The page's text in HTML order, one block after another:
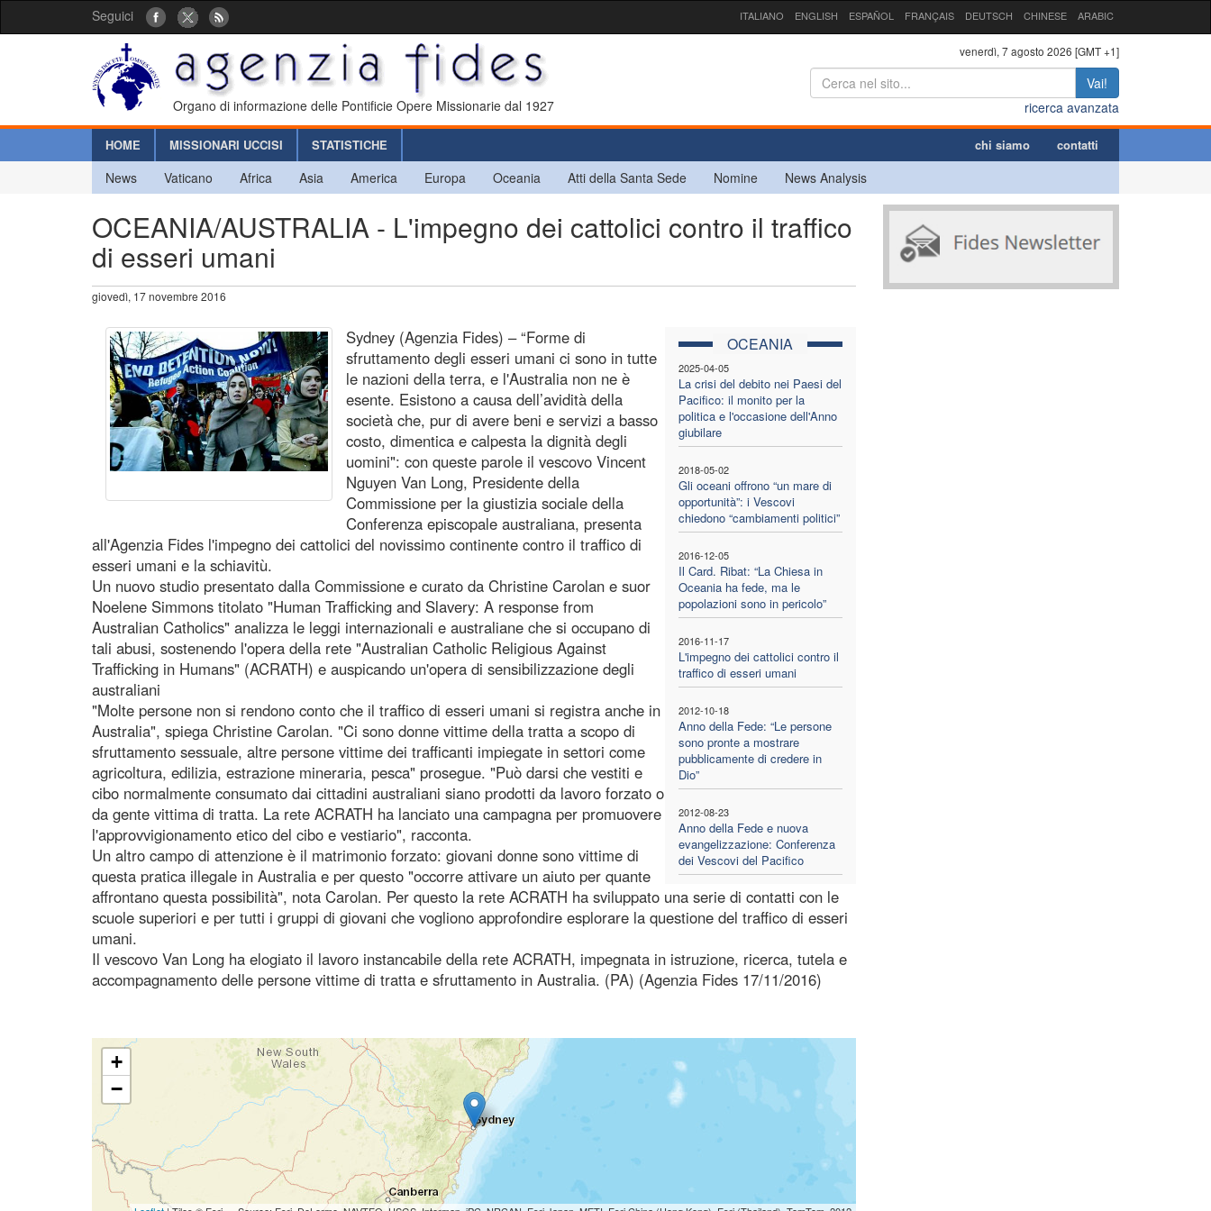
Seguici ITALIANO ENGLISH ESPAÑOL FRANÇAIS DEUTSCH CHINESE ARABIC
Organo di informazione delle Pontificie Opere Missionarie dal 1927
venerdì, 7 agosto 2026 [GMT +1]
Vai!
ricerca avanzata
HOME MISSIONARI UCCISI STATISTICHE chi siamo contatti
News Vaticano Africa Asia America Europa Oceania Atti della Santa Sede Nomine News Analysis
OCEANIA/AUSTRALIA - L'impegno dei cattolici contro il traffico
di esseri umani
giovedì, 17 novembre 2016
OCEANIA
2025-04-05
La crisi del debito nei Paesi del
Pacifico: il monito per la
politica e l'occasione dell'Anno
giubilare
2018-05-02
Gli oceani offrono “un mare di
opportunità”: i Vescovi
chiedono “cambiamenti politici”
2016-12-05
Il Card. Ribat: “La Chiesa in
Oceania ha fede, ma le
popolazioni sono in pericolo”
2016-11-17
L'impegno dei cattolici contro il
traffico di esseri umani
2012-10-18
Anno della Fede: “Le persone
sono pronte a mostrare
pubblicamente di credere in
Dio”
2012-08-23
Anno della Fede e nuova
evangelizzazione: Conferenza
dei Vescovi del Pacifico
Sydney (Agenzia Fides) – “Forme di
sfruttamento degli esseri umani ci sono in tutte
le nazioni della terra, e l'Australia non ne è
esente. Esistono a causa dell’avidità della
società che, pur di avere beni e servizi a basso
costo, dimentica e calpesta la dignità degli
uomini": con queste parole il vescovo Vincent
Nguyen Van Long, Presidente della
Commissione per la giustizia sociale della
Conferenza episcopale australiana, presenta
all'Agenzia Fides l'impegno dei cattolici del novissimo continente contro il traffico di
esseri umani e la schiavitù.
Un nuovo studio presentato dalla Commissione e curato da Christine Carolan e suor
Noelene Simmons titolato "Human Trafficking and Slavery: A response from
Australian Catholics" analizza le leggi internazionali e australiane che si occupano di
tali abusi, sostenendo l'opera della rete "Australian Catholic Religious Against
Trafficking in Humans" (ACRATH) e auspicando un'opera di sensibilizzazione degli
australiani
"Molte persone non si rendono conto che il traffico di esseri umani si registra anche in
Australia", spiega Christine Carolan. "Ci sono donne vittime della tratta a scopo di
sfruttamento sessuale, altre persone vittime dei trafficanti impiegate in settori come
agricoltura, edilizia, estrazione mineraria, pesca" prosegue. "Può darsi che vestiti e
cibo normalmente consumato dai cittadini australiani siano prodotti da lavoro forzato o
da gente vittima di tratta. La rete ACRATH ha lanciato una campagna per promuovere
l'approvvigionamento etico del cibo e vestiario", racconta.
Un altro campo di attenzione è il matrimonio forzato: giovani donne sono vittime di
questa pratica illegale in Australia e per questo "occorre attivare un aiuto per quante
affrontano questa possibilità", nota Carolan. Per questo la rete ACRATH ha sviluppato una serie di contatti con le
scuole superiori e per tutti i gruppi di giovani che vogliono approfondire esplorare la questione del traffico di esseri
umani.
Il vescovo Van Long ha elogiato il lavoro instancabile della rete ACRATH, impegnata in istruzione, ricerca, tutela e
accompagnamento delle persone vittime di tratta e sfruttamento in Australia. (PA) (Agenzia Fides 17/11/2016)
+
−